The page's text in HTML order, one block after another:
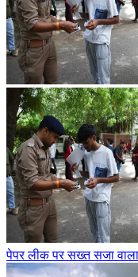
पेपर लीक पर सख्त सजा